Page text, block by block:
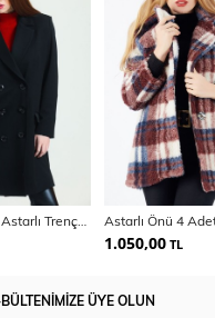
6 Düğmeli İçi Astarlı Trençkot | Kbn34605Yn
1.050,00 TL
ÜYE OLUN